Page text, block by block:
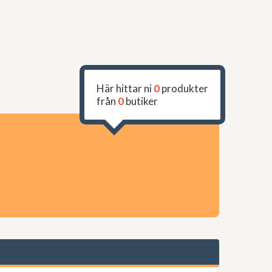
Här hittar ni0produkter
från 0butiker